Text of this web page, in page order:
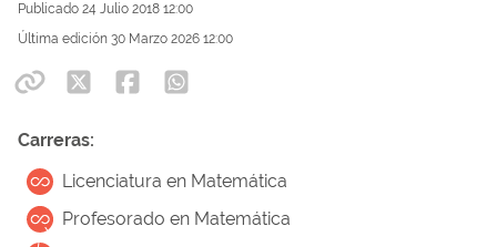
Publicado 24 Julio 2018 12:00
Última edición 30 Marzo 2026 12:00
Carreras:
Licenciatura en Matemática
Profesorado en Matemática